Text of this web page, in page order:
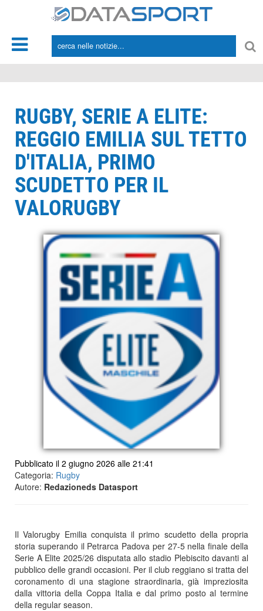
RUGBY, SERIE A ELITE:
REGGIO EMILIA SUL TETTO
D'ITALIA, PRIMO
SCUDETTO PER IL
VALORUGBY
Pubblicato il 2 giugno 2026 alle 21:41
Categoria: Rugby
Autore: Redazioneds Datasport
Il Valorugby Emilia conquista il primo scudetto della propria
storia superando il Petrarca Padova per 27-5 nella finale della
Serie A Elite 2025/26 disputata allo stadio Plebiscito davanti al
pubblico delle grandi occasioni. Per il club reggiano si tratta del
coronamento di una stagione straordinaria, già impreziosita
dalla vittoria della Coppa Italia e dal primo posto al termine
della regular season.